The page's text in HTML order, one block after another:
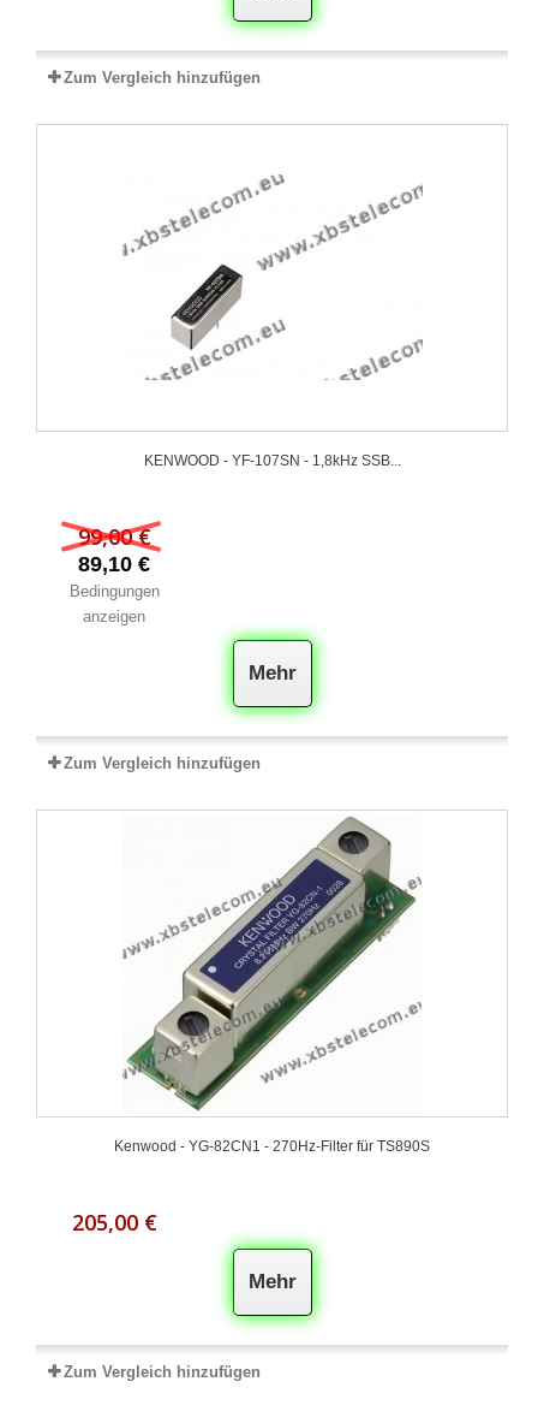
Zum Vergleich hinzufügen
KENWOOD - YF-107SN - 1,8kHz SSB...
99,00 €
89,10 €
Bedingungen
anzeigen
Mehr
Zum Vergleich hinzufügen
Kenwood - YG-82CN1 - 270Hz-Filter für TS890S
205,00 €
Mehr
Zum Vergleich hinzufügen